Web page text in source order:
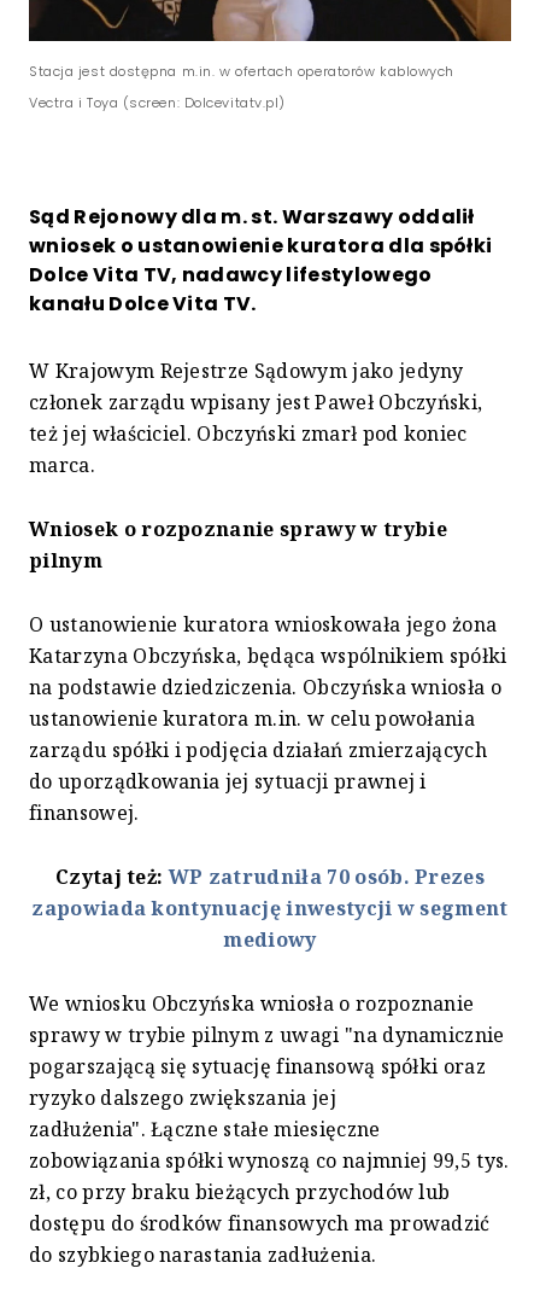
Stacja jest dostępna m.in. w ofertach operatorów kablowych
Vectra i Toya (screen: Dolcevitatv.pl)
Sąd Rejonowy dla m. st. Warszawy oddalił
wniosek o ustanowienie kuratora dla spółki
Dolce Vita TV, nadawcy lifestylowego
kanału Dolce Vita TV.
W Krajowym Rejestrze Sądowym jako jedyny
członek zarządu wpisany jest Paweł Obczyński,
też jej właściciel. Obczyński zmarł pod koniec
marca.
Wniosek o rozpoznanie sprawy w trybie
pilnym
O ustanowienie kuratora wnioskowała jego żona
Katarzyna Obczyńska, będąca wspólnikiem spółki
na podstawie dziedziczenia. Obczyńska wniosła o
ustanowienie kuratora m.in. w celu powołania
zarządu spółki i podjęcia działań zmierzających
do uporządkowania jej sytuacji prawnej i
finansowej.
Czytaj też:WP zatrudniła 70 osób. Prezes
zapowiada kontynuację inwestycji w segment
mediowy
We wniosku Obczyńska wniosła o rozpoznanie
sprawy w trybie pilnym z uwagi "na dynamicznie
pogarszającą się sytuację finansową spółki oraz
ryzyko dalszego zwiększania jej
zadłużenia". Łączne stałe miesięczne
zobowiązania spółki wynoszą co najmniej 99,5 tys.
zł, co przy braku bieżących przychodów lub
dostępu do środków finansowych ma prowadzić
do szybkiego narastania zadłużenia.